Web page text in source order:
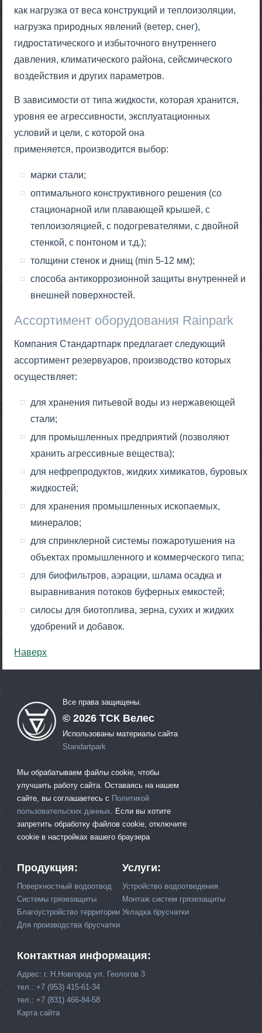
как нагрузка от веса конструкций и теплоизоляции,
нагрузка природных явлений (ветер, снег),
гидростатического и избыточного внутреннего
давления, климатического района, сейсмического
воздействия и других параметров.
В зависимости от типа жидкости, которая хранится,
уровня ее агрессивности, эксплуатационных
условий и цели, с которой она
применяется, производится выбор:
марки стали;
оптимального конструктивного решения (со
стационарной или плавающей крышей, с
теплоизоляцией, с подогревателями, с двойной
стенкой, с понтоном и т.д.);
толщини стенок и днищ (min 5-12 мм);
способа антикоррозионной защиты внутренней и
внешней поверхностей.
Ассортимент оборудования Rainpark
Компания Стандартпарк предлагает следующий
ассортимент резервуаров, производство которых
осуществляет:
для хранения питьевой воды из нержавеющей
стали;
для промышленных предприятий (позволяют
хранить агрессивные вещества);
для нефрепродуктов, жидких химикатов, буровых
жидкостей;
для хранения промышленных ископаемых,
минералов;
для спринклерной системы пожаротушения на
объектах промышленного и коммерческого типа;
для биофильтров, аэрации, шлама осадка и
выравнивания потоков буферных емкостей;
силосы для биотоплива, зерна, сухих и жидких
удобрений и добавок.
Наверх
Все права защищены.
©2026 ТСК Велес
Использованы материалы сайта
Standartpark
Мы обрабатываем файлы cookie, чтобы
улучшить работу сайта. Оставаясь на нашем
сайте, вы соглашаетесь с Политикой
пользовательских данных . Если вы хотите
запретить обработку файлов cookie, отключите
cookie в настройках вашего браузера
Продукция:
Поверхностный водоотвод
Системы грязезащиты
Благоустройство территории
Для производства брусчатки
Услуги:
Устройство водоотведения
Монтаж систем грязезащиты
Укладка брусчатки
Контактная информация:
Адрес: г. Н.Новгород ул. Геологов 3
тел.: +7 (953) 415-61-34
тел.: +7 (831) 466-84-58
Карта сайта